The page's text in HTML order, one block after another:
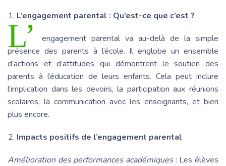
L’engagement parental : Qu’est-ce que c’est ?
L’
engagement parental va au-delà de la simple
présence des parents à l’école. Il englobe un ensemble
d’actions et d’attitudes qui démontrent le soutien des
parents à l’éducation de leurs enfants. Cela peut inclure
l’implication dans les devoirs, la participation aux réunions
scolaires, la communication avec les enseignants, et bien
plus encore.
Impacts positifs de l’engagement parental
Amélioration des performances académiques: Les élèves